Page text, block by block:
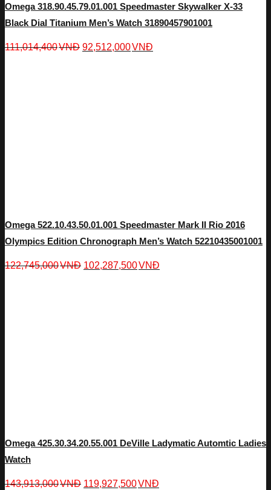
Omega 318.90.45.79.01.001 Speedmaster Skywalker X-33
Black Dial Titanium Men’s Watch 31890457901001
111,014,400VNĐ 92,512,000VNĐ
Omega 522.10.43.50.01.001 Speedmaster Mark II Rio 2016
Olympics Edition Chronograph Men’s Watch 52210435001001
122,745,000VNĐ 102,287,500VNĐ
Omega 425.30.34.20.55.001 DeVille Ladymatic Automtic Ladies
Watch
143,913,000VNĐ 119,927,500VNĐ